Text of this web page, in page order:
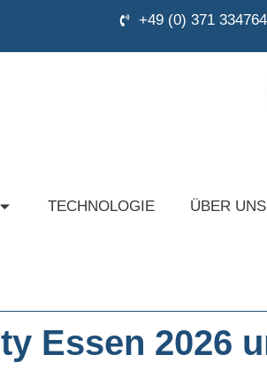
+49 (0) 371
TECHNOLOGIE ÜBER UNS
Essen 2026